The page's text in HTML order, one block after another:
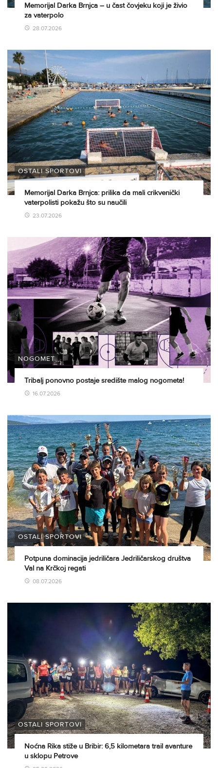
Memorijal Darka Brnjca – u čast čovjeku koji je živio
za vaterpolo
28.07.2026
OSTALI SPORTOVI
Memorijal Darka Brnjca: prilika da mali crikvenički
vaterpolisti pokažu što su naučili
23.07.2026
NOGOMET
Tribalj ponovno postaje središte malog nogometa!
16.07.2026
OSTALI SPORTOVI
Potpuna dominacija jedriličara Jedriličarskog društva
Val na Krčkoj regati
08.07.2026
OSTALI SPORTOVI
Noćna Rika stiže u Bribir: 6,5 kilometara trail avanture
u sklopu Petrove